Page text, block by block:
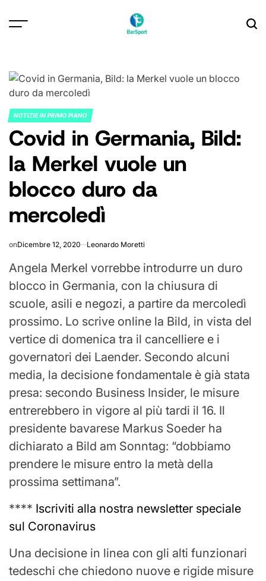
POSTED
IN
NOTIZIE IN PRIMO PIANO
Covid in Germania, Bild:
la Merkel vuole un
blocco duro da
mercoledì
onDicembre 12, 2020 Leonardo Moretti
Angela Merkel vorrebbe introdurre un duro
blocco in Germania, con la chiusura di
scuole, asili e negozi, a partire da mercoledì
prossimo. Lo scrive online la Bild, in vista del
vertice di domenica tra il cancelliere e i
governatori dei Laender. Secondo alcuni
media, la decisione fondamentale è già stata
presa: secondo Business Insider, le misure
entrerebbero in vigore al più tardi il 16. Il
presidente bavarese Markus Soeder ha
dichiarato a Bild am Sonntag: “dobbiamo
prendere le misure entro la metà della
prossima settimana”.
**** Iscriviti alla nostra newsletter speciale
sul Coronavirus
Una decisione in linea con gli alti funzionari
tedeschi che chiedono nuove e rigide misure